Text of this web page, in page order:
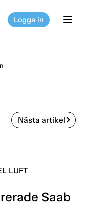
Logga in
Nästa artikel
LUFT
Saab